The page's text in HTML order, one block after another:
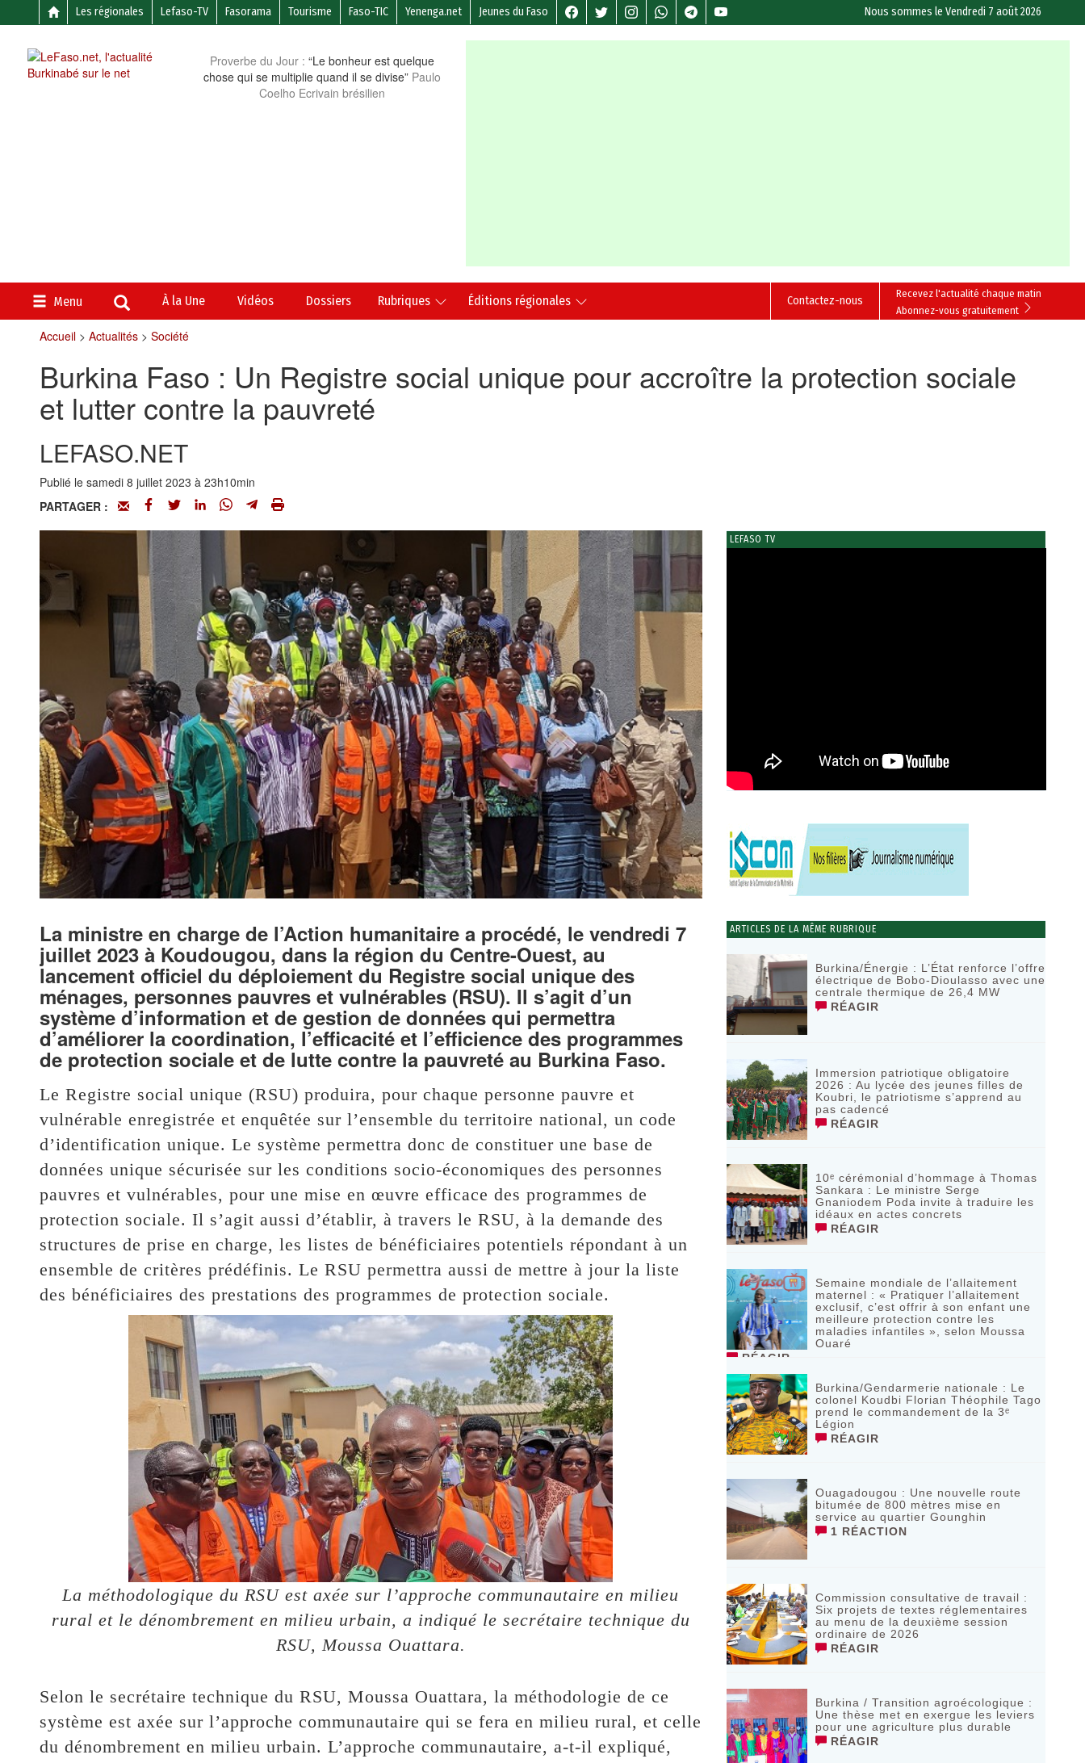
Les régionales Lefaso-TV Fasorama Tourisme Faso-TIC Yenenga.net Jeunes du Faso Nous sommes leVendredi 7 août 2026
Proverbe du Jour : “Le bonheur est quelque
chose qui se multiplie quand il se divise” Paulo
Coelho Ecrivain brésilien
Menu À la Une Vidéos Dossiers Rubriques Éditions régionales
Recevez l'actualité chaque matin
Abonnez-vous gratuitement
Contactez-nous
Accueil> Actualités> Société
Burkina Faso : Un Registre social unique pour accroître la protection sociale
et lutter contre la pauvreté
LEFASO.NET
Publié le samedi 8 juillet 2023 à 23h10min
PARTAGER :
La ministre en charge de l’Action humanitaire a procédé, le vendredi 7
juillet 2023 à Koudougou, dans la région du Centre-Ouest, au
lancement officiel du déploiement du Registre social unique des
ménages, personnes pauvres et vulnérables (RSU). Il s’agit d’un
système d’information et de gestion de données qui permettra
d’améliorer la coordination, l’efficacité et l’efficience des programmes
de protection sociale et de lutte contre la pauvreté au Burkina Faso.
Le Registre social unique (RSU) produira, pour chaque personne pauvre et
vulnérable enregistrée et enquêtée sur l’ensemble du territoire national, un code
d’identification unique. Le système permettra donc de constituer une base de
données unique sécurisée sur les conditions socio-économiques des personnes
pauvres et vulnérables, pour une mise en œuvre efficace des programmes de
protection sociale. Il s’agit aussi d’établir, à travers le RSU, à la demande des
structures de prise en charge, les listes de bénéficiaires potentiels répondant à un
ensemble de critères prédéfinis. Le RSU permettra aussi de mettre à jour la liste
des bénéficiaires des prestations des programmes de protection sociale.
La méthodologique du RSU est axée sur l’approche communautaire en milieu
rural et le dénombrement en milieu urbain, a indiqué le secrétaire technique du
RSU, Moussa Ouattara.
Selon le secrétaire technique du RSU, Moussa Ouattara, la méthodologie de ce
système est axée sur l’approche communautaire qui se fera en milieu rural, et celle
du dénombrement en milieu urbain. L’approche communautaire, a-t-il expliqué,
LEFASO TV
ARTICLES DE LA MÊME RUBRIQUE
Burkina/Énergie : L’État renforce l’offre
électrique de Bobo-Dioulasso avec une
centrale thermique de 26,4 MW
RÉAGIR
Immersion patriotique obligatoire
2026 : Au lycée des jeunes filles de
Koubri, le patriotisme s’apprend au
pas cadencé
RÉAGIR
10ᵉ cérémonial d’hommage à Thomas
Sankara : Le ministre Serge
Gnaniodem Poda invite à traduire les
idéaux en actes concrets
RÉAGIR
Semaine mondiale de l’allaitement
maternel : « Pratiquer l’allaitement
exclusif, c’est offrir à son enfant une
meilleure protection contre les
maladies infantiles », selon Moussa
Ouaré
RÉAGIR
Burkina/Gendarmerie nationale : Le
colonel Koudbi Florian Théophile Tago
prend le commandement de la 3ᵉ
Légion
RÉAGIR
Ouagadougou : Une nouvelle route
bitumée de 800 mètres mise en
service au quartier Gounghin
1 RÉACTION
Commission consultative de travail :
Six projets de textes réglementaires
au menu de la deuxième session
ordinaire de 2026
RÉAGIR
Burkina / Transition agroécologique :
Une thèse met en exergue les leviers
pour une agriculture plus durable
RÉAGIR